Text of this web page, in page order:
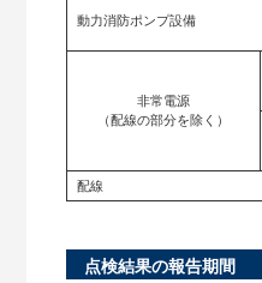
動力消防ポンプ設備
非常電源
（配線の部分を除く）
配線
点検結果の報告期間